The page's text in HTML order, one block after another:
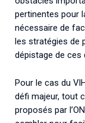
pertinentes pour
nécessaire de
les stratégies de
dépistage de ces
Pour le cas du
défi majeur, tout
proposés par